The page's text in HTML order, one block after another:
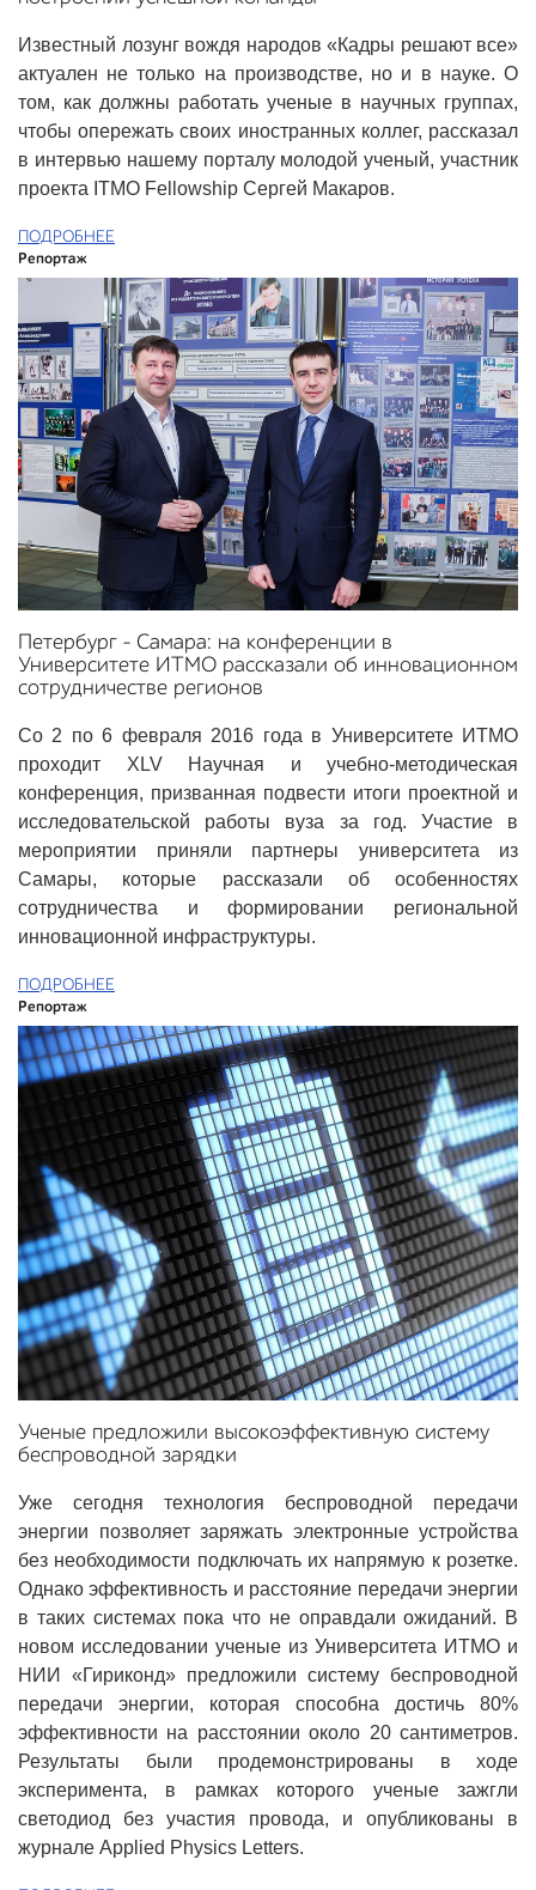
Известный лозунг вождя народов «Кадры решают все»
актуален не только на производстве, но и в науке. О
том, как должны работать ученые в научных группах,
чтобы опережать своих иностранных коллег, рассказал
в интервью нашему порталу молодой ученый, участник
проекта ITMO Fellowship Сергей Макаров.
ПОДРОБНЕЕ
Репортаж
Петербург – Самара: на конференции в
Университете ИТМО рассказали об инновационном
сотрудничестве регионов
Со 2 по 6 февраля 2016 года в Университете ИТМО
проходит XLV Научная и учебно-методическая
конференция, призванная подвести итоги проектной и
исследовательской работы вуза за год. Участие в
мероприятии приняли партнеры университета из
Самары, которые рассказали об особенностях
сотрудничества и формировании региональной
инновационной инфраструктуры.
ПОДРОБНЕЕ
Репортаж
Ученые предложили высокоэффективную систему
беспроводной зарядки
Уже сегодня технология беспроводной передачи
энергии позволяет заряжать электронные устройства
без необходимости подключать их напрямую к розетке.
Однако эффективность и расстояние передачи энергии
в таких системах пока что не оправдали ожиданий. В
новом исследовании ученые из Университета ИТМО и
НИИ «Гириконд» предложили систему беспроводной
передачи энергии, которая способна достичь 80%
эффективности на расстоянии около 20 сантиметров.
Результаты были продемонстрированы в ходе
эксперимента, в рамках которого ученые зажгли
светодиод без участия провода, и опубликованы в
журнале Applied Physics Letters.